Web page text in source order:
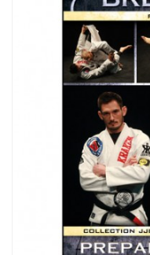
Chaussures
Protections
Cible de frappe
Condition physique
Accessoires
Tatamis
Décoration
Voir plus